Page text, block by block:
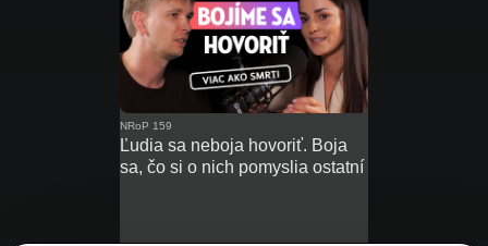
NRoP 159
Ľudia sa neboja hovoriť. Boja
sa, čo si o nich pomyslia ostatní